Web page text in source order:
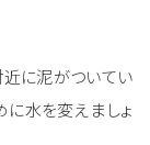
近に泥がついてい
に水を変えましょ